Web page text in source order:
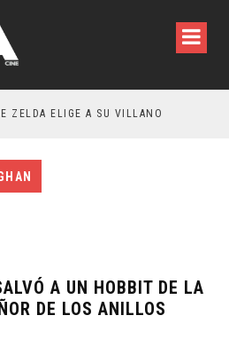
ZELDA ELIGE A SU VILLANO
A UN HOBBIT DE LA
DE LOS ANILLOS